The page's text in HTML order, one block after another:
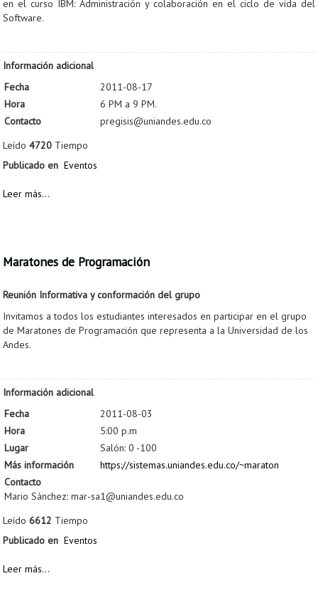
en el curso IBM: Administración y colaboración en el ciclo de vida del
Software.
Información adicional
Fecha
2011-08-17
Hora
6 PM a 9 PM.
Contacto
pregisis@uniandes.edu.co
Leído 4720 Tiempo
Publicado en Eventos
Leer más...
Maratones de Programación
Reunión Informativa y conformación del grupo
Invitamos a todos los estudiantes interesados en participar en el grupo
de Maratones de Programación que representa a la Universidad de los
Andes.
Información adicional
Fecha
2011-08-03
Hora
5:00 p.m
Lugar
Salón: 0 -100
Más información
https://sistemas.uniandes.edu.co/~maraton
Contacto
Mario Sánchez: mar-sa1@uniandes.edu.co
Leído 6612 Tiempo
Publicado en Eventos
Leer más...